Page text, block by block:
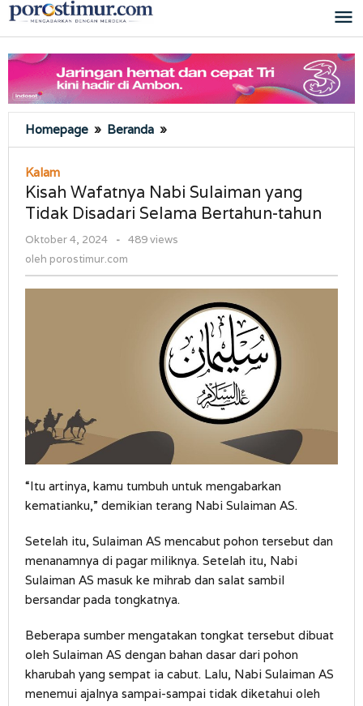
Lewati
ke
Homepage » Beranda »
Wafatnya
Sulaiman
yang
Tidak
Disadari
Bertahun-
tahun
Kalam
Kisah Wafatnya Nabi Sulaiman yang
Tidak Disadari Selama Bertahun-tahun
Oktober 4, 2024
oleh
- 489 views
oleh porostimur.com
“Itu artinya, kamu tumbuh untuk mengabarkan
kematianku,” demikian terang Nabi Sulaiman AS.
Setelah itu, Sulaiman AS mencabut pohon tersebut dan
menanamnya di pagar miliknya. Setelah itu, Nabi
Sulaiman AS masuk ke mihrab dan salat sambil
bersandar pada tongkatnya.
Beberapa sumber mengatakan tongkat tersebut dibuat
oleh Sulaiman AS dengan bahan dasar dari pohon
kharubah yang sempat ia cabut. Lalu, Nabi Sulaiman AS
menemui ajalnya sampai-sampai tidak diketahui oleh